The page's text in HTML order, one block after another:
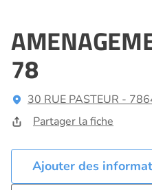
78
30 RUE PASTEUR -
Partager la fiche
Ajouter des